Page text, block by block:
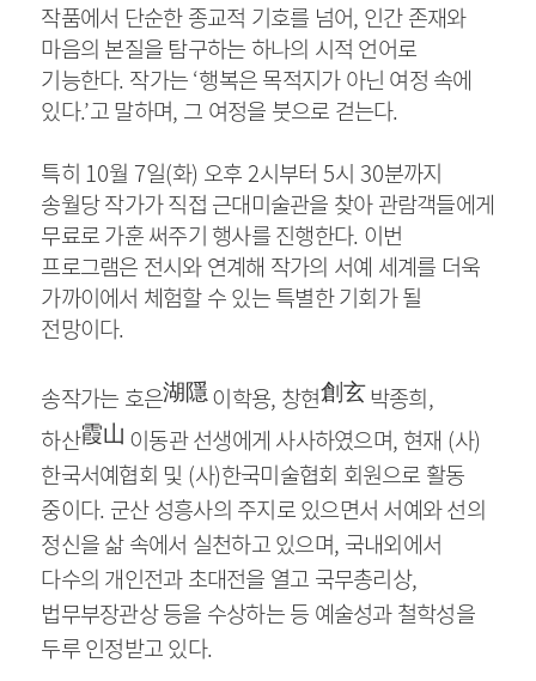
작품에서 단순한 종교적 기호를 넘어, 인간 존재와
마음의 본질을 탐구하는 하나의 시적 언어로
기능한다. 작가는‘행복은 목적지가 아닌 여정 속에
있다.’고 말하며, 그 여정을 붓으로 걷는다.
특히 10월 7일(화) 오후2시부터 5시 30분까지
송월당 작가가 직접 근대미술관을 찾아 관람객들에게
무료로 가훈 써주기 행사를 진행한다. 이번
프로그램은 전시와 연계해 작가의 서예 세계를 더욱
가까이에서 체험할 수 있는 특별한 기회가 될
전망이다.
송작가는 호은湖隱이학용, 창현創玄박종희,
하산霞山 이동관 선생에게 사사하였으며, 현재 (사)
한국서예협회 및 (사)한국미술협회 회원으로 활동
중이다. 군산 성흥사의 주지로 있으면서 서예와 선의
정신을 삶 속에서 실천하고 있으며, 국내외에서
다수의 개인전과 초대전을 열고 국무총리상,
법무부장관상 등을 수상하는 등 예술성과 철학성을
두루 인정받고 있다.